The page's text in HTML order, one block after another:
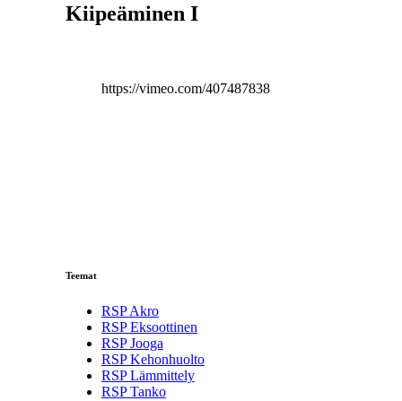
Kiipeäminen I
https://vimeo.com/407487838
Teemat
RSP Akro
RSP Eksoottinen
RSP Jooga
RSP Kehonhuolto
RSP Lämmittely
RSP Tanko